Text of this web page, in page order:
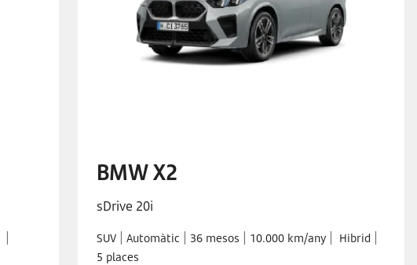
BMW X2
sDrive 20i
SUV Automàtic 36 mesos 10.000 km/any Hibrid
5 places